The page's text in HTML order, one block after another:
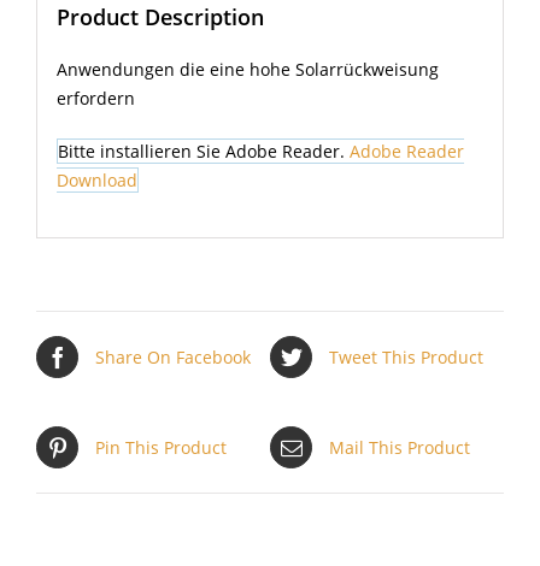
Product Description
Anwendungen die eine hohe Solarrückweisung
erfordern
Bitte installieren Sie Adobe Reader. Adobe Reader
Download
Share On Facebook Tweet This Product
Pin This Product Mail This Product